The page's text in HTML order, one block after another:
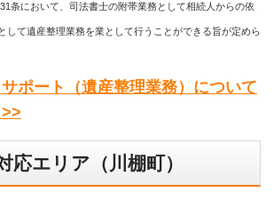
条において、司法書士の附帯業務として相続人からの依
して遺産整理業務を業として行うことができる旨が定めら
ポート（遺産整理業務）について
応エリア（川棚町）